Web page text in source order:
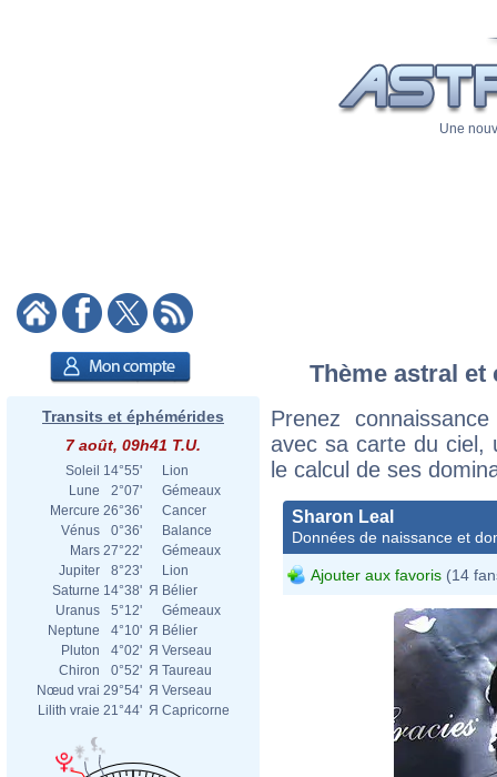
Une
Transits et éphémérides
7 août, 09h41 T.U.
Soleil 14°55'
Lion
Lune
2°07'
Gémeaux
Mercure 26°36'
Cancer
Vénus
0°36'
Balance
Mars 27°22'
Gémeaux
Jupiter
8°23'
Lion
Saturne 14°38' Я Bélier
Uranus
5°12'
Gémeaux
Neptune
4°10' Я Bélier
Pluton
4°02' Я Verseau
Chiron
0°52' Я Taureau
Nœud vrai 29°54' Я Verseau
Lilith vraie 21°44' Я Capricorne
Thème astral et
Prenez
avec sa carte du ciel,
le calcul de ses
Sharon Leal
Données de naissance et
Ajouter aux favoris (14